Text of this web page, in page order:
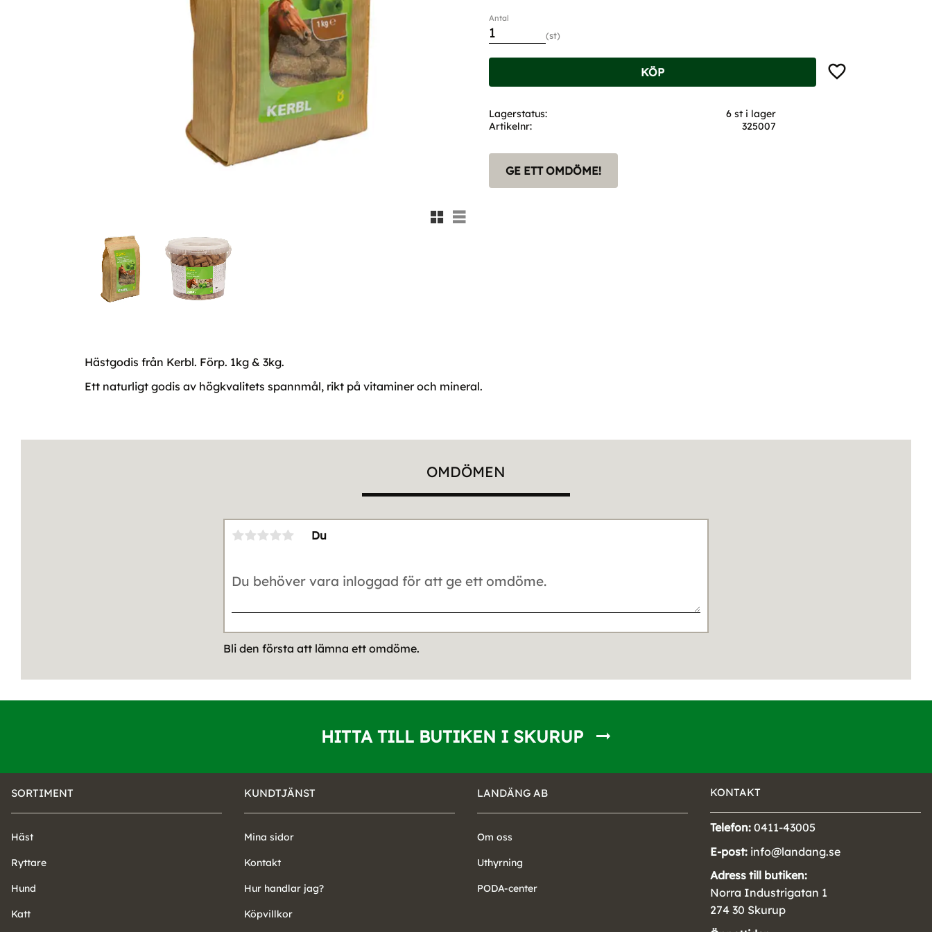
Rutnätsvy
Listvy
Antal
st
KÖP Lägg till i favoriter
Lagerstatus
6 st i lager
Artikelnr
325007
GE ETT OMDÖME!
Hästgodis från Kerbl. Förp. 1kg & 3kg.
Ett naturligt godis av högkvalitets spannmål, rikt på vitaminer och mineral.
OMDÖMEN
Du
Bli den första att lämna ett omdöme.
HITTA TILL BUTIKEN I SKURUP
SORTIMENT
Häst
Ryttare
Hund
Katt
KUNDTJÄNST
Mina sidor
Kontakt
Hur handlar jag?
Köpvillkor
LANDÄNG AB
Om oss
Uthyrning
PODA-center
KONTAKT
Telefon: 0411-43005
E-post: info@landang.se
Adress till butiken:
Norra Industrigatan 1
274 30 Skurup